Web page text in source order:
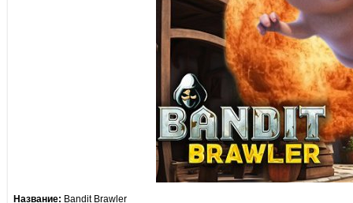
Название: Bandit Brawler